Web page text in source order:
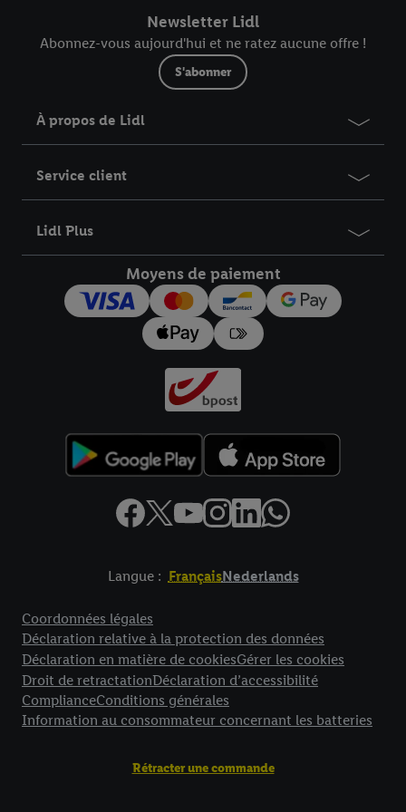
Newsletter Lidl
Abonnez-vous aujourd'hui et ne ratez aucune offre !
S'abonner
À propos de Lidl
Service client
Lidl Plus
Moyens de paiement
Langue : FrançaisNederlands
Coordonnées légales
Déclaration relative à la protection des données
Déclaration en matière de cookiesGérer les cookies
Droit de retractationDéclaration d’accessibilité
ComplianceConditions générales
Information au consommateur concernant les batteries
Rétracter une commande